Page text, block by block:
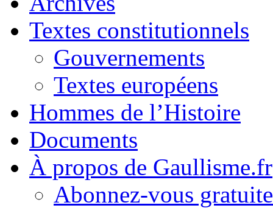
Textes constitutionnels
Gouvernements
Textes européens
Hommes de l’Histoire
Documents
À propos de Gaullisme.fr
Abonnez-vous